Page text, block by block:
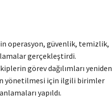
operasyon, güvenlik, temizlik,
gerçekleştirdi.
görev dağılımları yeniden
yönetilmesi için ilgili birimler
yapıldı.